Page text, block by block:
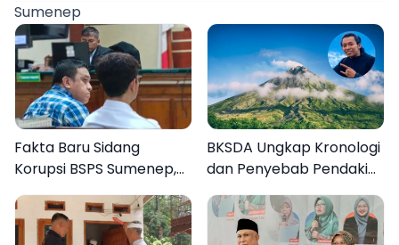
Sumenep
Fakta Baru Sidang
Korupsi BSPS Sumenep,
133 Kuota Bantuan
Berasal dari Kediri
BKSDA Ungkap Kronologi
dan Penyebab Pendaki
asal Sumenep Meninggal
di Gunung Argopuro